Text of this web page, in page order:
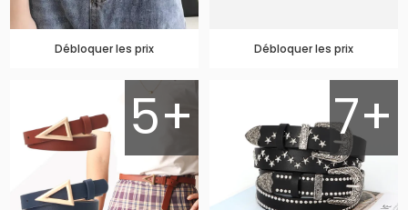
Débloquer les prix Débloquer les prix
5+ 7+